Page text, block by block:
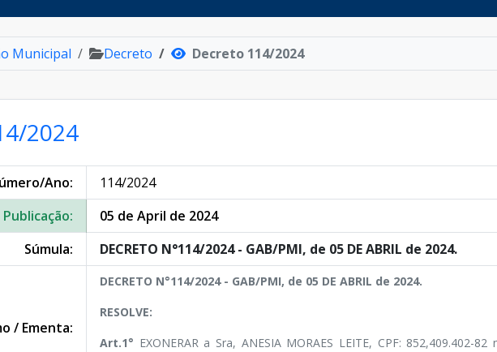
Municipal Decreto Decreto 114/2024
2024
Ano:
114/2024
Publicação:
05 de April de 2024
Súmula:
DECRETO N°114/2024 - GAB/PMI, de 05 DE ABRIL de 2024.
/ Ementa:
DECRETO N°114/2024 - GAB/PMI, de 05 DE ABRIL de 2024.
RESOLVE:
Art.1° EXONERAR a Sra, ANESIA MORAES LEITE, CPF: 852,409.402-